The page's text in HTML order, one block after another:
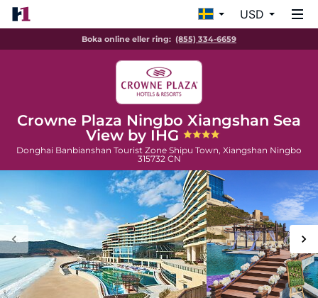
USD
Boka online eller ring: (855) 334-6659
Crowne Plaza Ningbo Xiangshan Sea
View by IHG
Donghai Banbianshan Tourist Zone Shipu Town, Xiangshan Ningbo
315732 CN